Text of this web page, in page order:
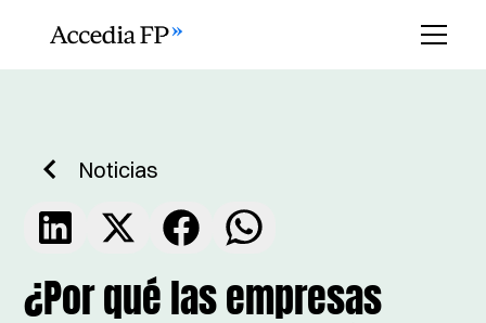
Noticias
¿Por qué las empresas